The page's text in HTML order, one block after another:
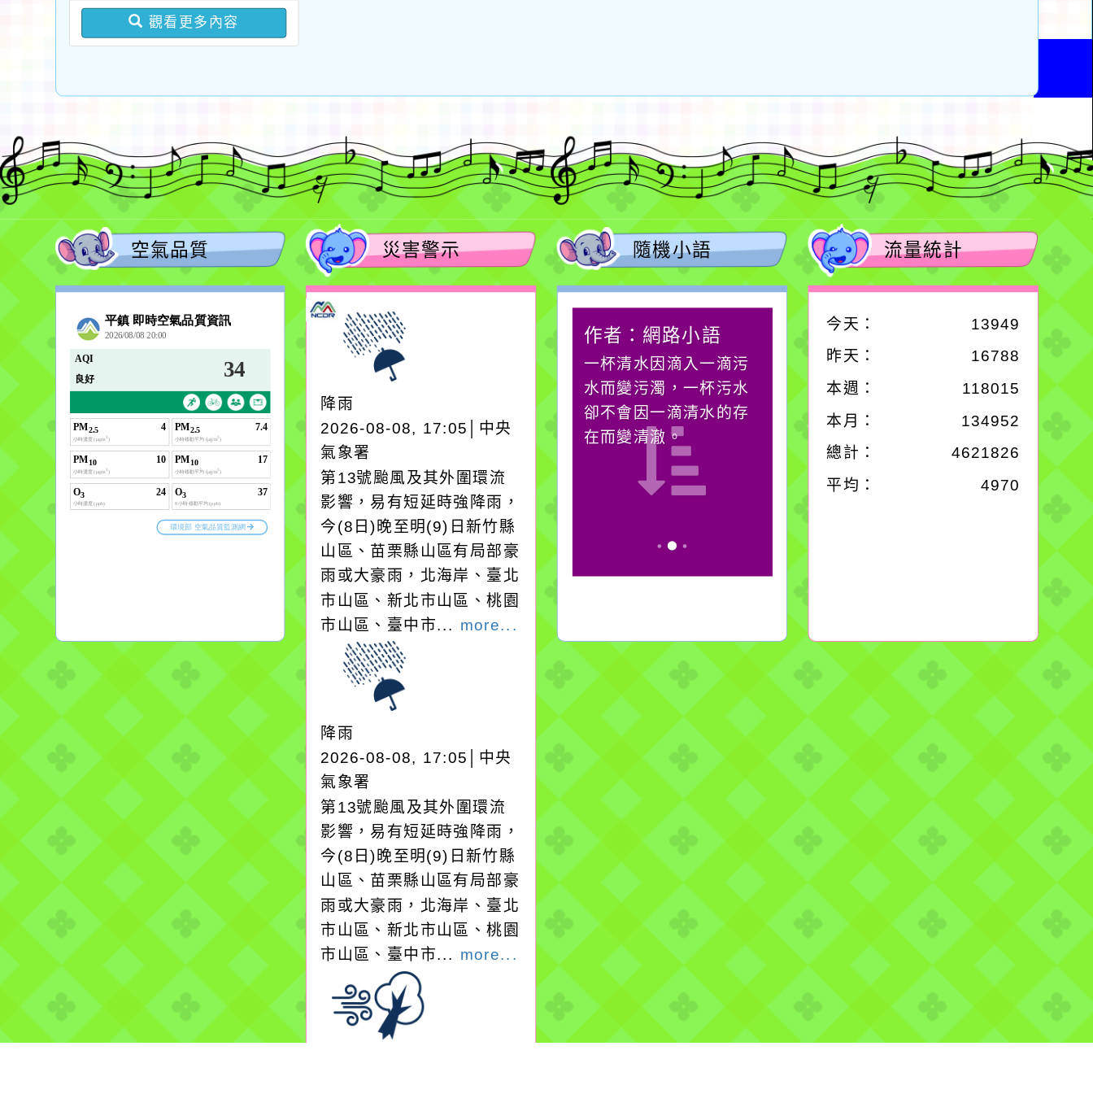
版問答集及修正對照表各
1份
觀看更多內容
空氣品質 災害警示
降雨
2026-08-08, 17:05│中央
氣象署
第13號颱風及其外圍環流
影響，易有短延時強降雨，
今(8日)晚至明(9)日新竹縣
山區、苗栗縣山區有局部豪
雨或大豪雨，北海岸、臺北
市山區、新北市山區、桃園
市山區、臺中市... more...
降雨
2026-08-08, 17:05│中央
氣象署
第13號颱風及其外圍環流
影響，易有短延時強降雨，
今(8日)晚至明(9)日新竹縣
山區、苗栗縣山區有局部豪
雨或大豪雨，北海岸、臺北
市山區、新北市山區、桃園
市山區、臺中市... more...
隨機小語
作者：網路小語
生活是一面鏡子。你對
作者：網路小語
一杯清水因滴入一滴污
水而變污濁，一杯污水
卻不會因一滴清水的存
在而變清澈。
作者：網路小語
在實現理想的路途中，
必須排除一切干擾，特
別是要看清那些美麗的
流量統計
今天：
13949
昨天：
16788
本週： 118015
本月： 134952
總計： 4621826
平均： 4970